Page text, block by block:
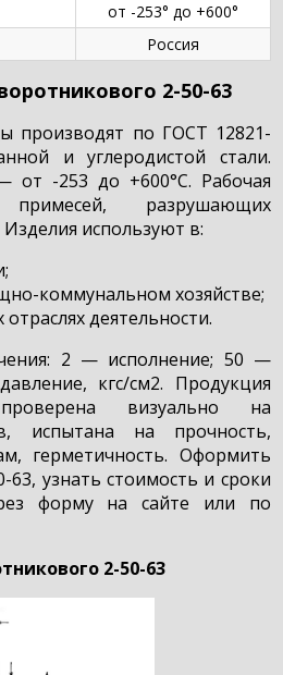
от -253° до +600°
Россия
2-50-63
производят по ГОСТ 12821-
и углеродистой стали.
от -253 до +600°С. Рабочая
разрушающих
используют в:
коммунальном хозяйстве;
деятельности.
2 — исполнение; 50 —
кгс/см2. Продукция
визуально на
испытана на прочность,
герметичность. Оформить
63, узнать стоимость и сроки
форму на сайте или по
2-50-63